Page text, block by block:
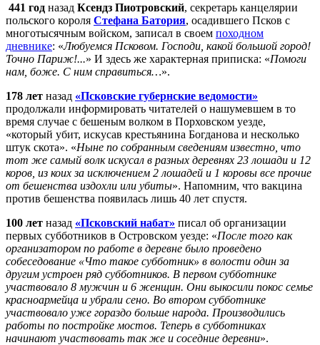
441 год назад Ксендз Пиотровский, секретарь канцелярии
польского короля Стефана Батория, осадившего Псков с
многотысячным войском, записал в своем походном
дневнике: «Любуемся Псковом. Господи, какой большой город!
Точно Париж!...» И здесь же характерная приписка: «Помоги
нам, боже. С ним справиться…».
178 лет назад «Псковские губернские ведомости»
продолжали информировать читателей о нашумевшем в то
время случае с бешеным волком в Порховском уезде,
«который убит, искусав крестьянина Богданова и несколько
штук скота». «Ныне по собранным сведениям известно, что
тот же самый волк искусал в разных деревнях 23 лошади и 12
коров, из коих за исключением 2 лошадей и 1 коровы все прочие
от бешенства издохли или убиты». Напомним, что вакцина
против бешенства появилась лишь 40 лет спустя.
100 лет назад «Псковский набат» писал об организации
первых субботников в Островском уезде: «После того как
организатором по работе в деревне было проведено
собеседование «Что такое субботник» в волости один за
другим устроен ряд субботников. В первом субботнике
участвовало 8 мужчин и 6 женщин. Они выкосили покос семье
красноармейца и убрали сено. Во втором субботнике
участвовало уже гораздо больше народа. Производились
работы по постройке мостов. Теперь в субботниках
начинают участвовать так же и соседние деревни».